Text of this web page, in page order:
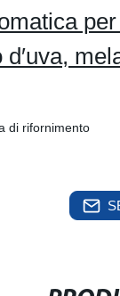
di rifornimento